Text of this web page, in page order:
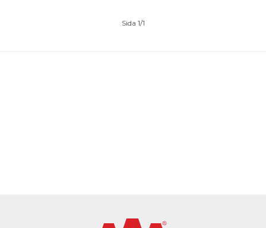
Sida 1/1